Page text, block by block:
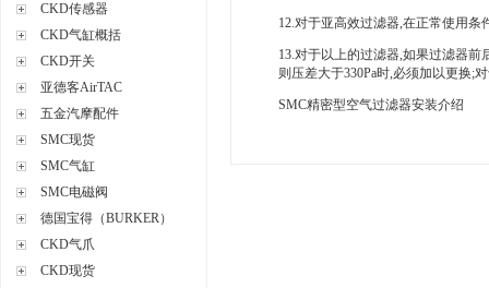
CKD传感器
CKD气缸概括
CKD开关
亚德客AirTAC
五金汽摩配件
SMC现货
SMC气缸
SMC电磁阀
德国宝得（BURKER）
CKD气爪
CKD现货
12.对于亚高效过滤器,在正常使用
13.对于以上的过滤器,如果过滤器前
则压差大于330Pa时,必须加以更换;
SMC精密型空气过滤器安装介绍